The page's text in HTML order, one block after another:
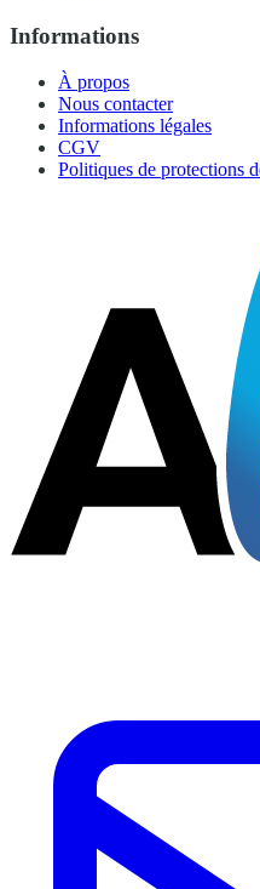
Informations
À propos
Nous contacter
Informations légales
CGV
Politiques de protections